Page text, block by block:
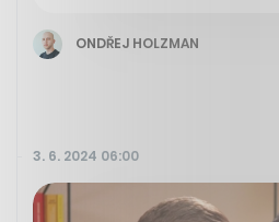
ONDŘEJ HOLZMAN
3. 6. 2024 06:00